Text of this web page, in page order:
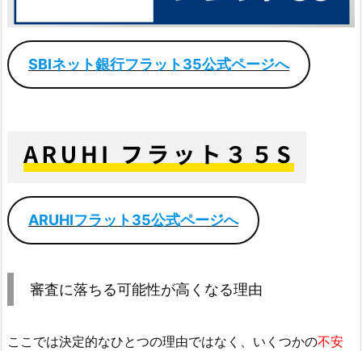
SBIネット銀行フラット35公式ページへ
ARUHIフラット35公式ページへ
審査に落ちる可能性が高くなる理由
ここでは決定的なひとつの理由ではなく、いくつかの不安